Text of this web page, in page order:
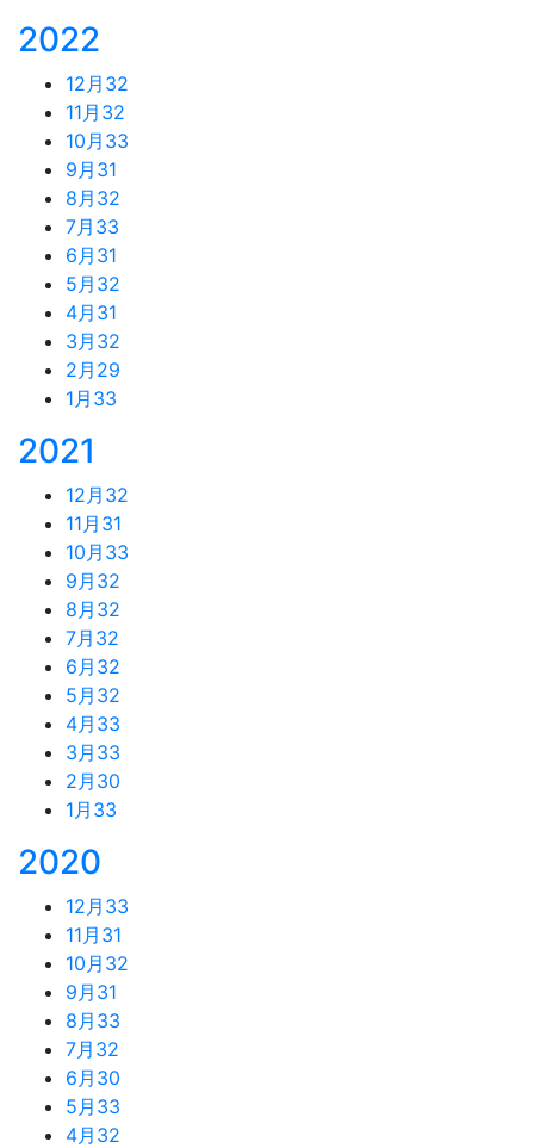
2022
12月 32
11月 32
10月 33
9月 31
8月 32
7月 33
6月 31
5月 32
4月 31
3月 32
2月 29
1月 33
2021
12月 32
11月 31
10月 33
9月 32
8月 32
7月 32
6月 32
5月 32
4月 33
3月 33
2月 30
1月 33
2020
12月 33
11月 31
10月 32
9月 31
8月 33
7月 32
6月 30
5月 33
4月 32